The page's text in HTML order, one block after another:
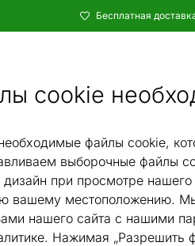
cookie
файлы cookie,
выборочные файлы
при просмотре
вашему местоположению.
нашего сайта с нашими
Нажимая „Разрешить
Бесплатная
и убранство - ON24